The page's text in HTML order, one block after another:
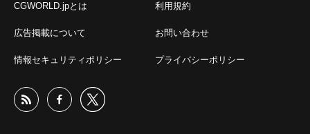
CGWORLD.jpとは 利用規約
広告掲載について お問い合わせ
情報セキュリティポリシー プライバシーポリシー